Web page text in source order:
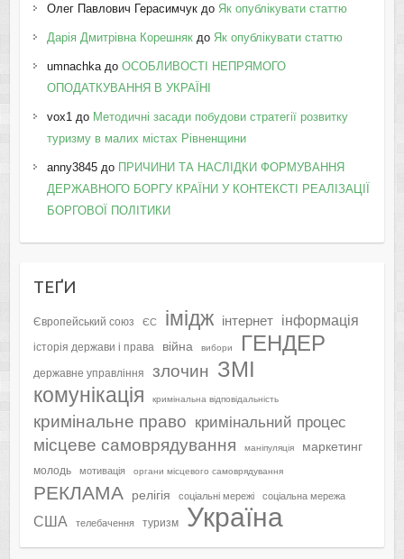
Олег Павлович Герасимчукдо Як опублікувати статтю
Дарія Дмитрівна Корешнякдо Як опублікувати статтю
umnachkaдо ОСОБЛИВОСТІ НЕПРЯМОГО
ОПОДАТКУВАННЯ В УКРАЇНІ
vox1 до Методичні засади побудови стратегії розвитку
туризму в малих містах Рівненщини
anny3845до ПРИЧИНИ ТА НАСЛІДКИ ФОРМУВАННЯ
ДЕРЖАВНОГО БОРГУ КРАЇНИ У КОНТЕКСТІ РЕАЛІЗАЦІЇ
БОРГОВОЇ ПОЛІТИКИ
ТЕҐИ
Європейський союз ЄС імідж інтернет інформація
історія держави і права війна вибори ГЕНДЕР
державне управління злочин ЗМІ
комунікація кримінальна відповідальність
кримінальне право кримінальний процес
місцеве самоврядування маніпуляція маркетинг
молодь мотивація органи місцевого самоврядування
РЕКЛАМА релігія соціальні мережі соціальна мережа
США телебачення туризм Україна